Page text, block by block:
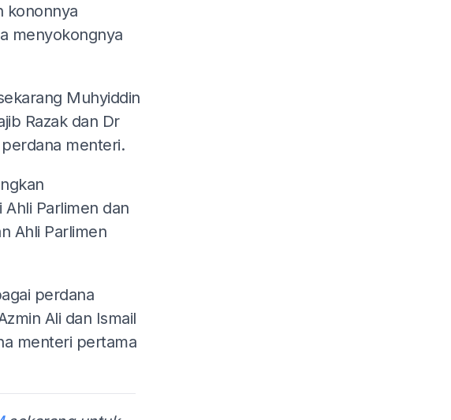
kononnya
menyokongnya
Muhyiddin
Razak dan Dr
menteri.
Parlimen dan
Ahli Parlimen
perdana
Ali dan Ismail
menteri pertama